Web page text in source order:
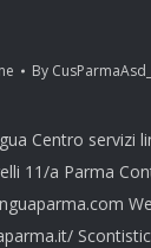
By CusParmaAsd_
Centro servizi
11/a Parma